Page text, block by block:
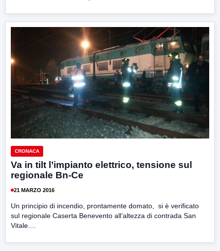
CRONACA
Va in tilt l’impianto elettrico, tensione sul
regionale Bn-Ce
21 MARZO 2016
Un principio di incendio, prontamente domato, si è verificato
sul regionale Caserta Benevento all’altezza di contrada San
Vitale....